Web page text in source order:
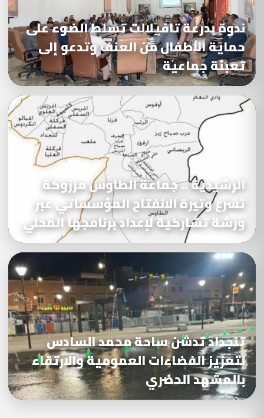
ندوة بدرعة تافيلالت تسلط الضوء على
حماية الأطفال من العنف وتدعو إلى
تعبئة جماعية
الرشيدية .. جماعة الطاوس مرزوكة
تسرّع وتيرة الانفتاح المؤسساتي عبر
ورشة تشاركية لإعداد برنامجها المحلي
تنجداد تدشن ساحة محمد السادس
لتعزيز الفضاءات العمومية والارتقاء
بالمشهد الحضري